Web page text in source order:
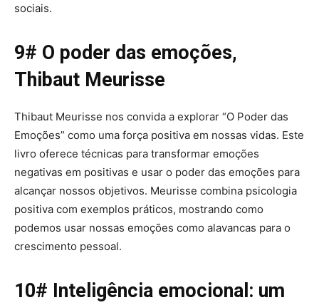
sociais.
9# O poder das emoções,
Thibaut Meurisse
Thibaut Meurisse nos convida a explorar “O Poder das
Emoções” como uma força positiva em nossas vidas. Este
livro oferece técnicas para transformar emoções
negativas em positivas e usar o poder das emoções para
alcançar nossos objetivos. Meurisse combina psicologia
positiva com exemplos práticos, mostrando como
podemos usar nossas emoções como alavancas para o
crescimento pessoal.
10# Inteligência emocional: um